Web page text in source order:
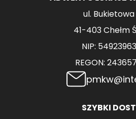
ul. Bukietowa
41-403 Chełm
NIP:
REGON:
SZYBKI